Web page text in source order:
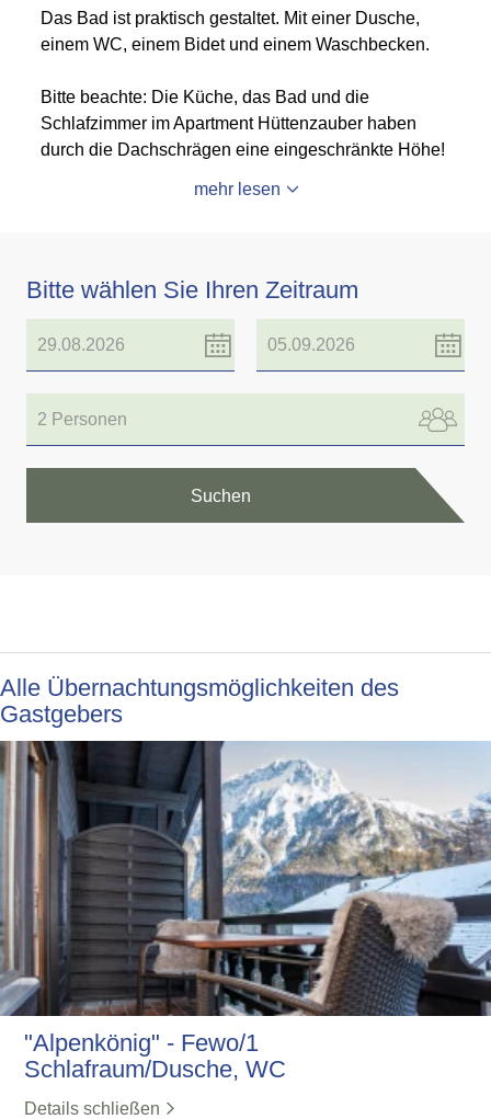
Das Bad ist praktisch gestaltet. Mit einer Dusche,
einem WC, einem Bidet und einem Waschbecken.
Bitte beachte: Die Küche, das Bad und die
Schlafzimmer im Apartment Hüttenzauber haben
durch die Dachschrägen eine eingeschränkte Höhe!
mehr lesen
Bitte wählen Sie Ihren Zeitraum
2 Personen
Suchen
Alle Übernachtungsmöglichkeiten des
Gastgebers
"Alpenkönig" - Fewo/1
Schlafraum/Dusche, WC
Details schließen